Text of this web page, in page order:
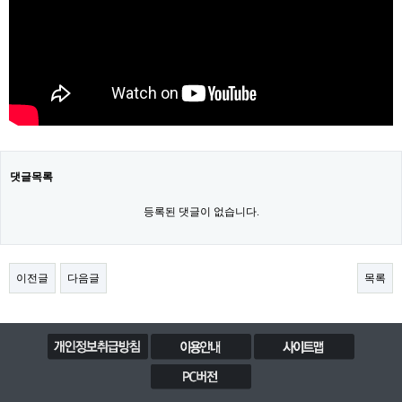
댓글목록
등록된 댓글이 없습니다.
이전글 다음글 목록